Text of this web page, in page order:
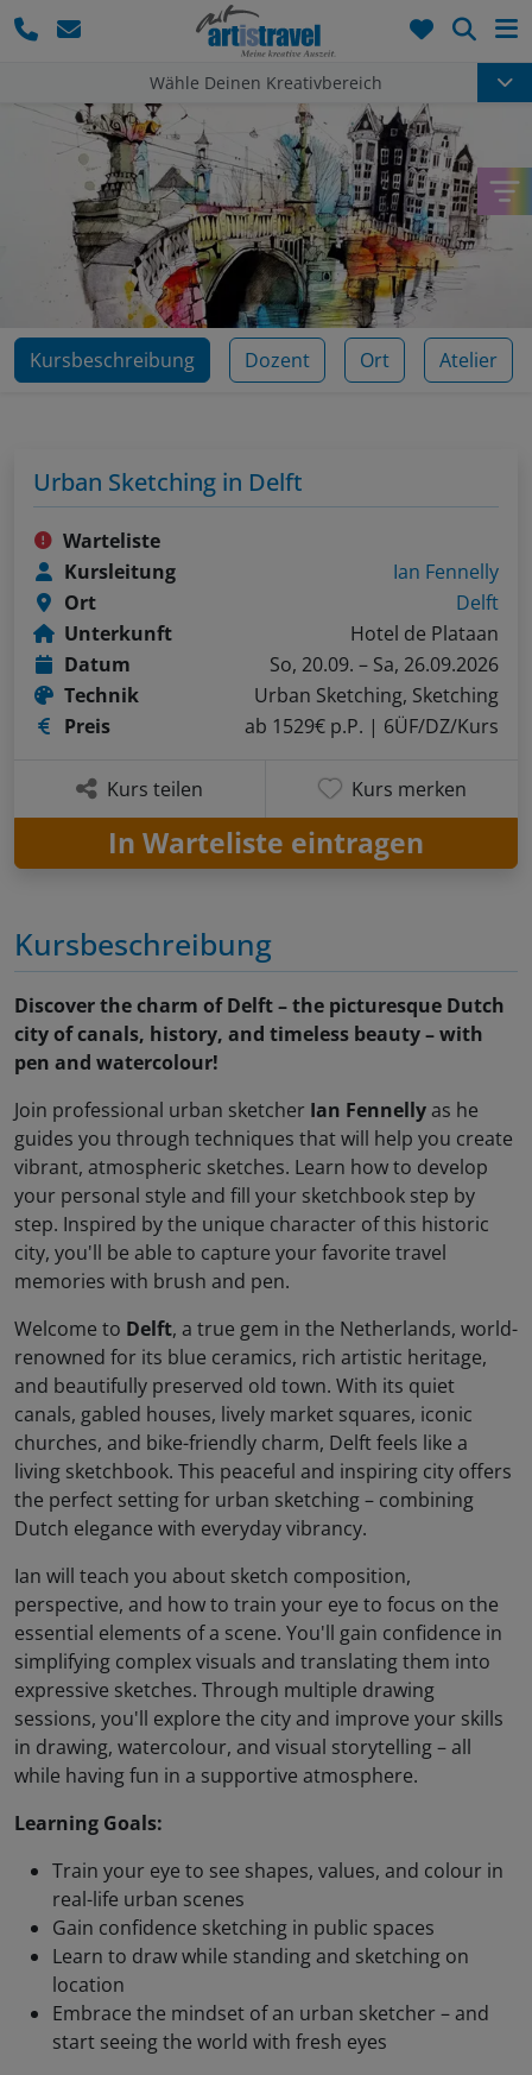
Wähle Deinen Kreativbereich
Kursbeschreibung Dozent Ort Atelier
Kursbeschreibung
Discover the charm of Delft – the picturesque Dutch
city of canals, history, and timeless beauty – with
pen and watercolour!
Join professional urban sketcher Ian Fennellyas he
guides you through techniques that will help you create
vibrant, atmospheric sketches. Learn how to develop
your personal style and fill your sketchbook step by
step. Inspired by the unique character of this historic
city, you'll be able to capture your favorite travel
memories with brush and pen.
Welcome to Delft, a true gem in the Netherlands, world-
renowned for its blue ceramics, rich artistic heritage,
and beautifully preserved old town. With its quiet
canals, gabled houses, lively market squares, iconic
churches, and bike-friendly charm, Delft feels like a
living sketchbook. This peaceful and inspiring city offers
the perfect setting for urban sketching – combining
Dutch elegance with everyday vibrancy.
Ian will teach you about sketch composition,
perspective, and how to train your eye to focus on the
essential elements of a scene. You'll gain confidence in
simplifying complex visuals and translating them into
expressive sketches. Through multiple drawing
sessions, you'll explore the city and improve your skills
in drawing, watercolour, and visual storytelling – all
while having fun in a supportive atmosphere.
Learning Goals:
Train your eye to see shapes, values, and colour in
real-life urban scenes
Gain confidence sketching in public spaces
Learn to draw while standing and sketching on
location
Embrace the mindset of an urban sketcher – and
start seeing the world with fresh eyes
Urban Sketching in Delft
Warteliste
Kursleitung
Ian Fennelly
Ort
Delft
Unterkunft
Hotel de Plataan
Datum
So, 20.09. – Sa, 26.09.2026
Technik
Urban Sketching, Sketching
Preis
ab 1529€ p.P. | 6ÜF/DZ/Kurs
Kurs teilen Kurs merken
In Warteliste eintragen